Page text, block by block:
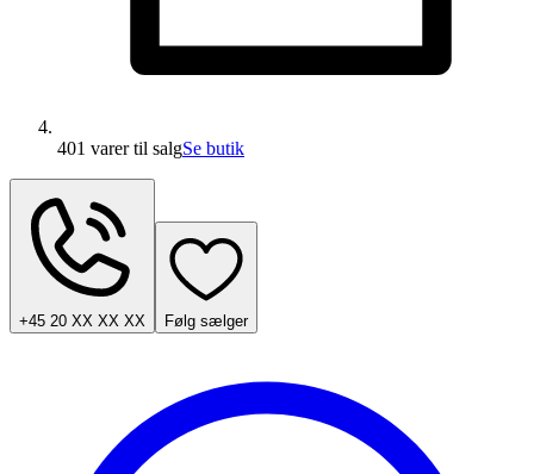
401 varertil salgSe butik
+45 20 XX XX XX Følg sælger